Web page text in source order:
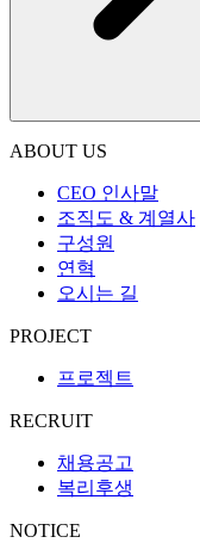
ABOUT US
CEO 인사말
조직도 & 계열사
구성원
연혁
오시는 길
PROJECT
프로젝트
RECRUIT
채용공고
복리후생
NOTICE